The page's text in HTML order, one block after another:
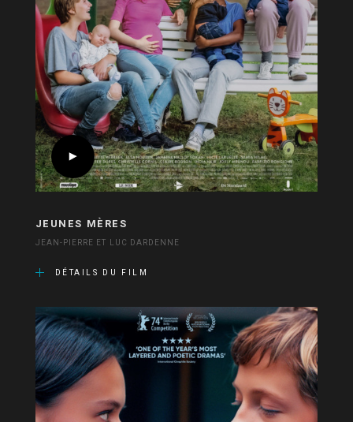
JEUNES MÈRES
JEAN-PIERRE ET LUC DARDENNE
DÉTAILS DU FILM